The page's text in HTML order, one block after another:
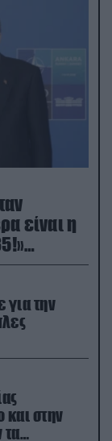
είναι η
για την
και στην
τα